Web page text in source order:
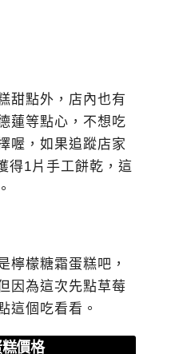
甜點外，店內也有
蓮等點心，不想吃
喔，如果追蹤店家
得1片手工餅乾，這
檸檬糖霜蛋糕吧，
因為這次先點草莓
這個吃看看。
價格